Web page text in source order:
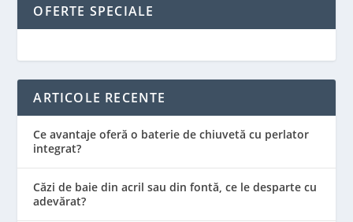
OFERTE SPECIALE
ARTICOLE RECENTE
Ce avantaje oferă o baterie de chiuvetă cu perlator
integrat?
Căzi de baie din acril sau din fontă, ce le desparte cu
adevărat?